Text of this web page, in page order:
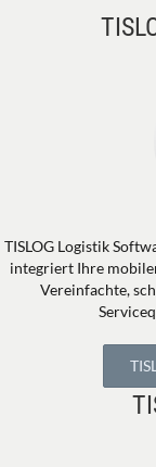
TISLOG Logistik
integriert Ihre
Vereinfachte,